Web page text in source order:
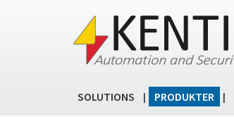
SOLUTIONS | PRODUKTER |